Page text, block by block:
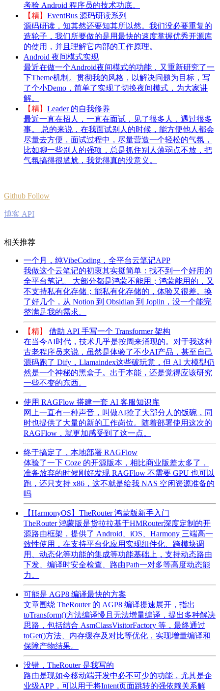
考验 Android 程序员的技术功底。
【精】 EventBus 源码研读系列
源码研读，知其然还要知其所以然。我们没必要重复的
造轮子，我们所要做的是用最快的速度掌握优秀开源库
的使用，并且理解它内部的工作原理。
Android 夜间模式实现
最近在做一个Android夜间模式的功能，又重新研究了一
下Theme机制。贯彻我的风格，以解决问题为目标，写
了个小Demo，简单了实现了切换夜间模式，为大家讲
解。
【精】 Leader 的自我修养
最近一直在招人，一直在面试，见了很多人，遇过很多
事。 总的来说，在我面试别人的时候，能方便他人都会
尽量去方便，面试过程中，尽量营造一个轻松的气氛，
比如聊一些别人的强项，总是抓住别人薄弱点不放，把
气氛搞得很尴尬，我觉得真的没意义。
Github Follow
博客 API
相关推荐
一个月，纯VibeCoding，全平台云笔记APP
我做这个云笔记的初衷其实挺简单：找不到一个好用的
全平台笔记。 大部分都是鸿蒙不能用；鸿蒙能用的，又
不支持私有化存储；能私有化存储的，体验又很差。换
了好几个，从 Notion 到 Obsidian 到 Joplin，没一个能完
整满足我的需求。
【精】
借助 API 手写一个 Transformer 架构
在当今AI时代，技术几乎是按周来涌现的。对于我这种
古老程序员来说，虽然是体验了不少AI产品，甚至自己
源码跑了 Dify，Llamaindex这些破玩意，但 AI 大模型仍
然是一个神秘的黑盒子。出于本能，还是觉得应该研究
一些不变的东西。
使用 RAGFlow 搭建一套 AI 客服知识库
网上一直有一种声音，叫做AI抢了大部分人的饭碗，同
时也提供了大量的新的工作岗位。随着部署使用这次的
RAGFlow，就更加感受到了这一点。
终于搞定了，本地部署 RAGFlow
体验了一下 Coze 的开源版本，相比商业版差太多了，
准备放弃的时候刚好发现 RAGFlow 不需要 GPU 也可以
跑，还只支持 x86，这不就是给我 NAS 空闲资源准备的
吗
【HarmonyOS】TheRouter 鸿蒙版新手入门
TheRouter 鸿蒙版是货拉拉基于HMRouter深度定制的开
源路由框架，提供了 Android、iOS、Harmony 三端高一
致性使用，在支持平台化应用实现组件化、跨模块调
用、动态化等功能的集成等功能基础上，支持动态路由
下发、编译时安全检查、路由Path一对多等高度动态能
力。
可能是 AGP8 编译最快的方案
文章围绕 TheRouter 的 AGP8 编译提速展开，指出
toTransform()方法编译慢且无法增量编译，提出多种解决
思路，包括结合 AsmClassVisitorFactory 等，最终通过
toGet()方法、内存缓存及对比等优化，实现增量编译和
保障产物结果。
没错，TheRouter 是我写的
路由是现如今移动端开发中必不可少的功能，尤其是企
业级APP，可以用于将Intent页面跳转的强依赖关系解